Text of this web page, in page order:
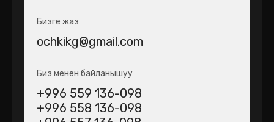
Бизге жаз
ochkikg@gmail.com
Биз менен байланышуу
+996 559 136-098
+996 558 136-098